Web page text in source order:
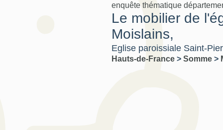
enquête thématique
Le mobilier de
Moislains,
Eglise paroissiale Saint-
Hauts-de-France > Somme >